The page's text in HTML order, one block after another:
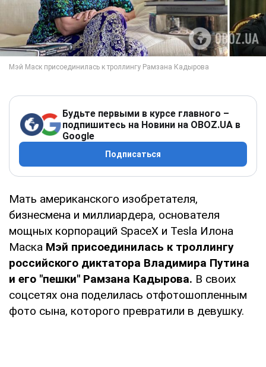
Будьте первыми в курсе главного –
подпишитесь на Новини на OBOZ.UA в
Google
Подписаться
Мать американского изобретателя,
бизнесмена и миллиардера, основателя
мощных корпораций SpaceX и Tesla Илона
Маска Мэй присоединилась к троллингу
российского диктатора Владимира Путина
и его "пешки" Рамзана Кадырова. В своих
соцсетях она поделилась отфотошопленным
фото сына, которого превратили в девушку.